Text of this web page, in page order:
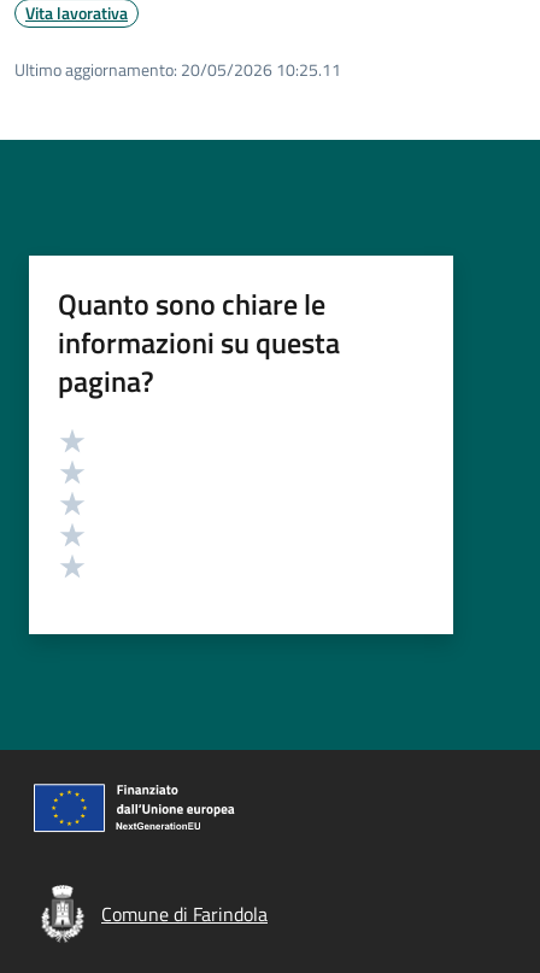
Vita lavorativa
Ultimo aggiornamento: 20/05/2026 10:25.11
Quanto sono chiare le
informazioni su questa
pagina?
Valutazione
Comune di Farindola